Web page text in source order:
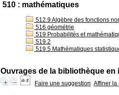
510 : mathématiques
512.9 Algèbre des fonctions
516 géométrie
519 Probabilités et
519.2
519.5 Mathématiques
Ouvrages de la bibliothèque en
Faire une suggestion Affiner la